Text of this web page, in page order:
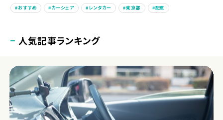
おすすめ カーシェア レンタカー 東京都 配車
人気記事ランキング